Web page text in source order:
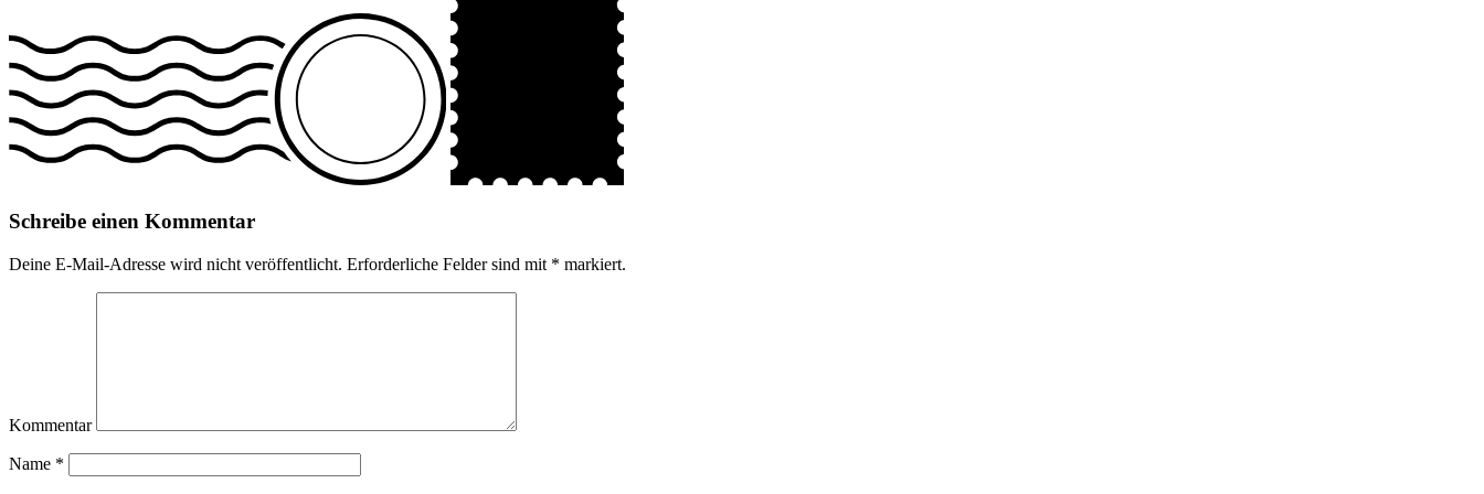
Schreibe einen Kommentar
Deine E-Mail-Adresse wird nicht veröffentlicht. Erforderliche Felder sind mit * markiert.
Kommentar
Name *